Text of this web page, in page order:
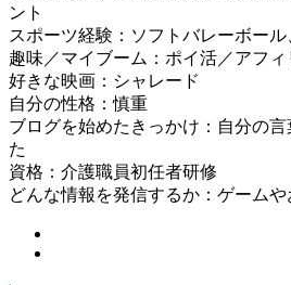
ント
スポーツ経験：ソフトバレーボー
趣味／マイブーム：ポイ活／アフィ
好きな映画：シャレード
自分の性格：慎重
ブログを始めたきっかけ：自分の
た
資格：介護職員初任者研修
どんな情報を発信するか：ゲームや